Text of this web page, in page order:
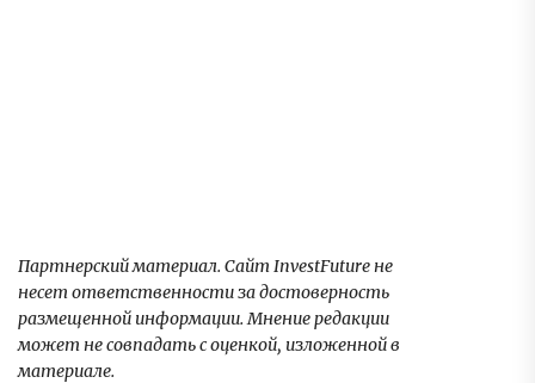
Партнерский материал. Сайт InvestFuture не
несет ответственности за достоверность
размещенной информации. Мнение редакции
может не совпадать с оценкой, изложенной в
материале.